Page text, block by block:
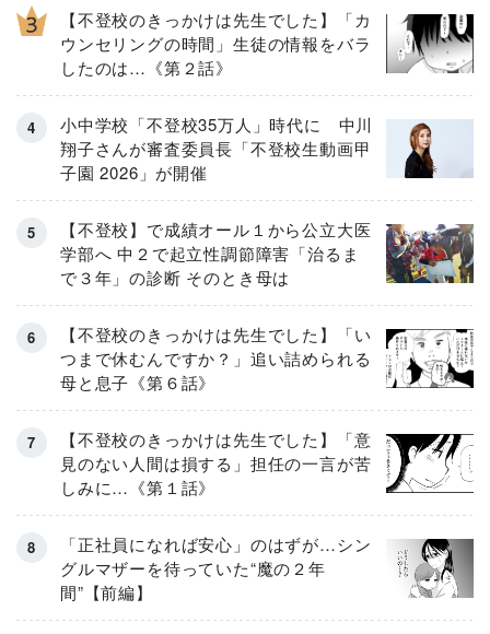
【不登校のきっかけは先生でした】「カ
ウンセリングの時間」生徒の情報をバラ
したのは…《第２話》
小中学校「不登校35万人」時代に 中川
翔子さんが審査委員長「不登校生動画甲
子園 2026」が開催
【不登校】で成績オール１から公立大医
学部へ 中２で起立性調節障害「治るま
で３年」の診断 そのとき母は
【不登校のきっかけは先生でした】「い
つまで休むんですか？」追い詰められる
母と息子《第６話》
【不登校のきっかけは先生でした】「意
見のない人間は損する」担任の一言が苦
しみに…《第１話》
「正社員になれば安心」のはずが…シン
グルマザーを待っていた“魔の２年
間”【前編】